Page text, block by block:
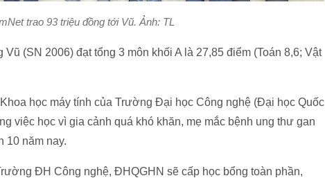
trao 93 triệu đồng tới Vũ. Ảnh: TL
(SN 2006) đạt tổng 3 môn khối A là 27,85 điểm (Toán 8,6; Vật
học máy tính của Trường Đại học Công nghệ (Đại học Quốc
việc học vì gia cảnh quá khó khăn, mẹ mắc bệnh ung thư gan
10 năm nay.
ĐH Công nghệ, ĐHQGHN sẽ cấp học bổng toàn phần,